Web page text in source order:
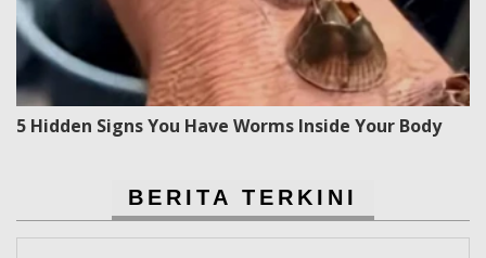
5 Hidden Signs You Have Worms Inside Your Body
BERITA TERKINI